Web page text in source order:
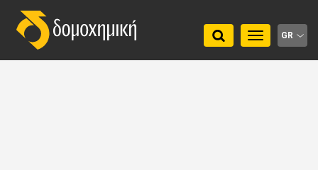
Toggle
navigation
GR